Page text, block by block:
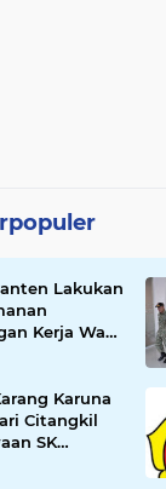
Lakukan
Kerja Wakil
RI
Karuna
Citangkil
SK
dan Urgensi